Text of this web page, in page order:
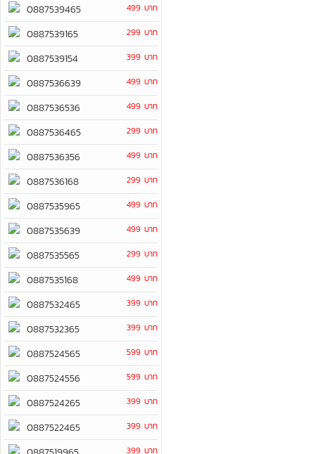
0887539465 499 บาท
0887539165 299 บาท
0887539154 399 บาท
0887536639 499 บาท
0887536536 499 บาท
0887536465 299 บาท
0887536356 499 บาท
0887536168 299 บาท
0887535965 499 บาท
0887535639 499 บาท
0887535565 299 บาท
0887535168 499 บาท
0887532465 399 บาท
0887532365 399 บาท
0887524565 599 บาท
0887524556 599 บาท
0887524265 399 บาท
0887522465 399 บาท
399 บาท